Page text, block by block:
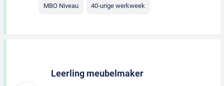
MBO Niveau 40-urige werkweek
Leerling meubelmaker